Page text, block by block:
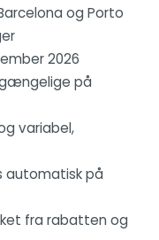
og Porto
2026
på
variabel,
automatisk på
fra rabatten og